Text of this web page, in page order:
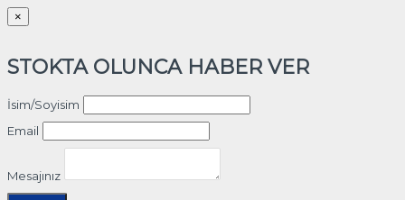
×
STOKTA OLUNCA HABER VER
İsim/Soyisim
Email
Mesajınız